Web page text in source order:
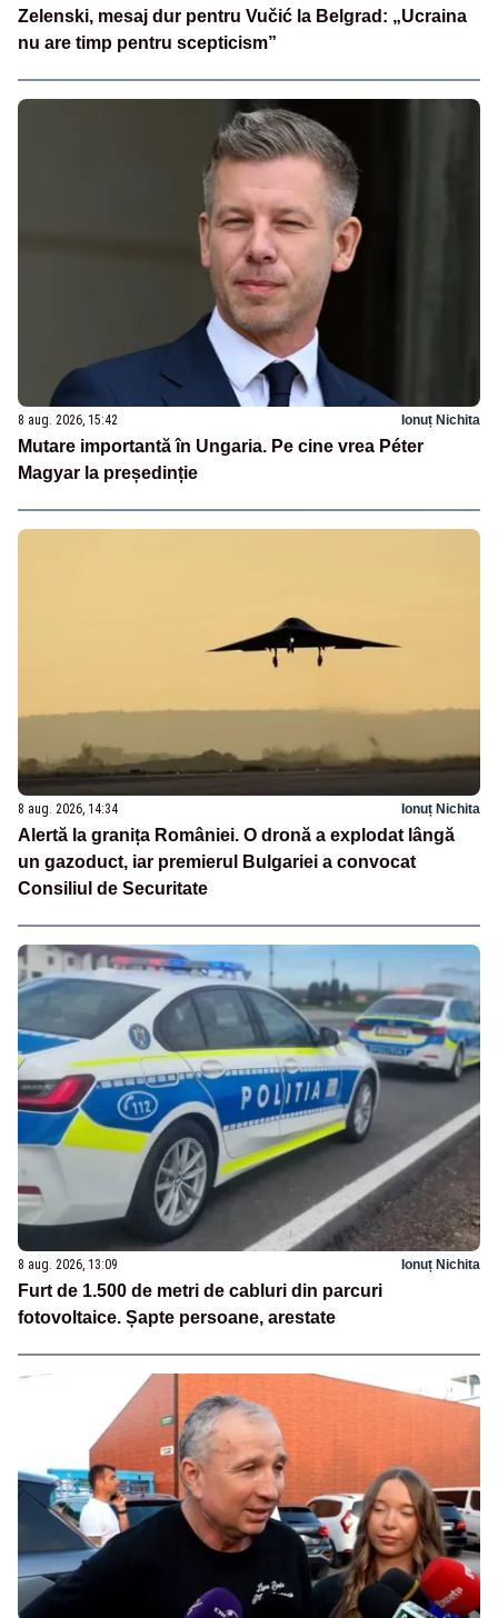
Zelenski, mesaj dur pentru Vučić la Belgrad: „Ucraina
nu are timp pentru scepticism”
8 aug. 2026, 15:42 Ionuț Nichita
Mutare importantă în Ungaria. Pe cine vrea Péter
Magyar la președinție
8 aug. 2026, 14:34 Ionuț Nichita
Alertă la granița României. O dronă a explodat lângă
un gazoduct, iar premierul Bulgariei a convocat
Consiliul de Securitate
8 aug. 2026, 13:09 Ionuț Nichita
Furt de 1.500 de metri de cabluri din parcuri
fotovoltaice. Șapte persoane, arestate